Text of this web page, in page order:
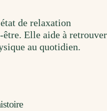
de relaxation
Elle aide à retrouver
au quotidien.